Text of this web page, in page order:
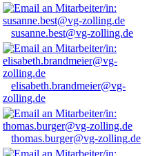
susanne.best@vg-zolling.de
elisabeth.brandmeier@vg-
zolling.de
thomas.burger@vg-zolling.de